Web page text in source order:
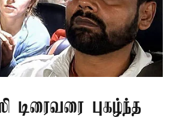
டிரைவரை புகழ்ந்த